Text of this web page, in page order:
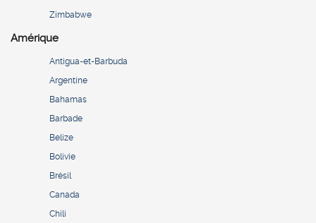
Zimbabwe
Amérique
Antigua-et-Barbuda
Argentine
Bahamas
Barbade
Belize
Bolivie
Brésil
Canada
Chili